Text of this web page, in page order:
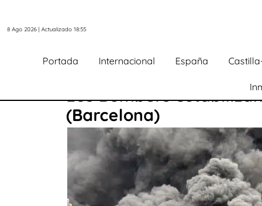
8 Ago 2026 | Actualizado 18:55
Portada Internacional España
Los Bombers
(Barcelona)